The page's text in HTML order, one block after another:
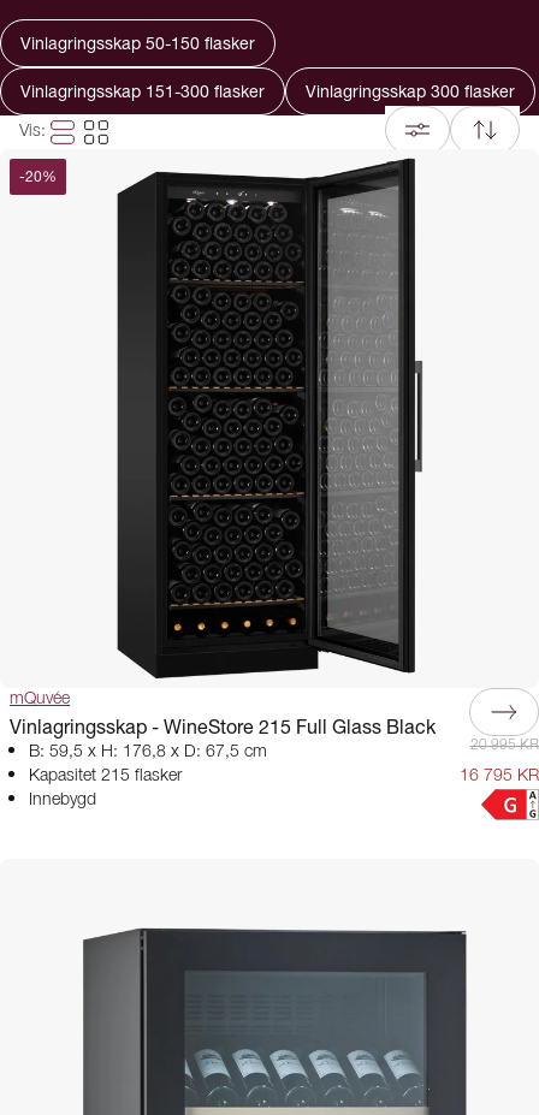
Uansett om du ønsker å lagre noen få utvalgte flasker eller bygge en
større samling, har vi vinlagringsskap med funksjoner som nøyaktig
temperaturstyring, vibrasjonsfri lagring og justerbare hyller. Mange
modeller tilbyr også separate temperatursoner, slik at både rødvin, hvitvin
og champagne kan oppbevares optimalt samtidig. Dette gjør det enkelt å
tilpasse skapet etter dine behov og sikre at vinene alltid er klare til
servering.
Vinlagringsskap 50-150 flasker
Vinlagringsskap 151-300 flasker Vinlagringsskap 300 flasker
Vis:
-20%
mQuvée
Vinlagringsskap - WineStore 215 Full Glass Black
B: 59,5 x H: 176,8 x D: 67,5 cm
Kapasitet 215 flasker
Innebygd
20 995 KR
16 795 KR